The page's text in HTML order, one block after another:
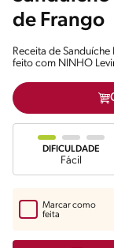
de Frango
Receita de
feito com NINHO
DIFICULDADE
Fácil
Marcar como
feita